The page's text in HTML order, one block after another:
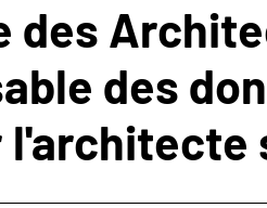
des
des
l'architecte